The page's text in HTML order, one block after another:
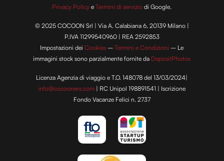
Privacy Policy eTermini di servizio di Google.
© 2025 COCOON Srl | Via A. Calabiana 6, 20139 Milano |
P.IVA 11299540960 | REA 2592853
Impostazioni deiCookies –Termini e Condizioni – Le
immagini stock sono parzialmente fornite da DepositPhotos
Licenza Agenzia di viaggio e T.O. 148078 del 13/03/2024|
info@cocooners.com | RC Unipol 198891541 | Iscrizione
Fondo Vacanze Felici n. 2737